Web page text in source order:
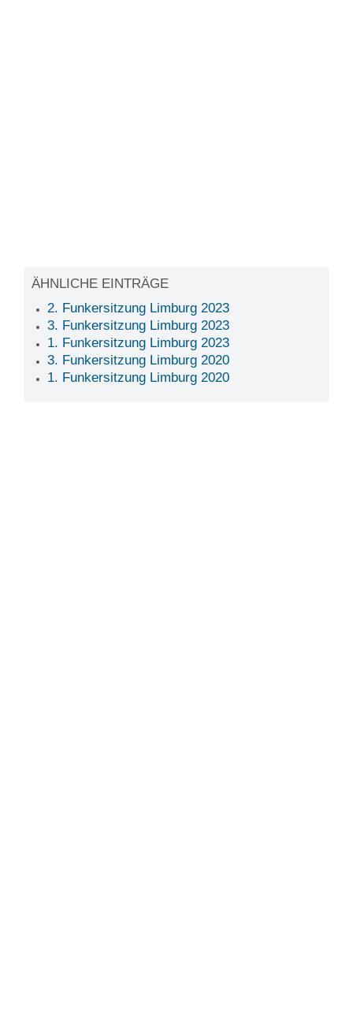
ÄHNLICHE EINTRÄGE
2. Funkersitzung Limburg 2023
3. Funkersitzung Limburg 2023
1. Funkersitzung Limburg 2023
3. Funkersitzung Limburg 2020
1. Funkersitzung Limburg 2020